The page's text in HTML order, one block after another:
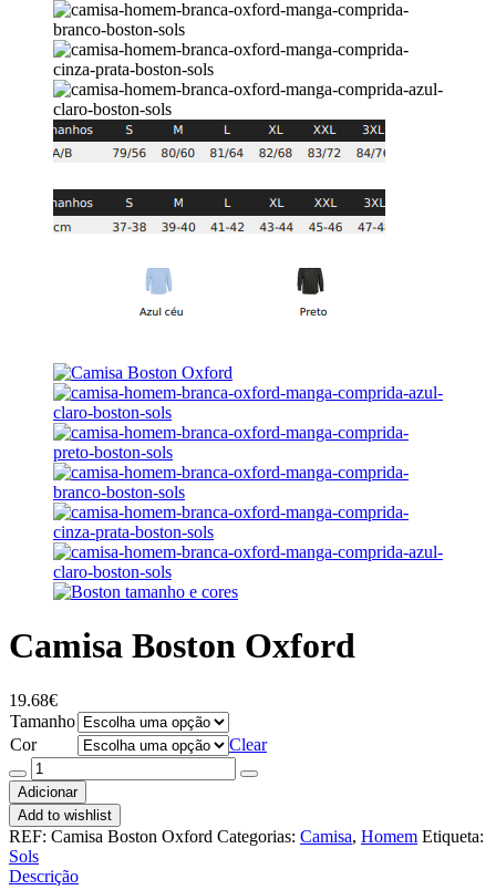
Camisa Boston Oxford
19.68€
Tamanho
Cor
Clear
Quantidade
de
Camisa
Boston
Oxford
Adicionar
Add to wishlist
REF: Camisa Boston Oxford Categorias: Camisa, Homem Etiqueta:
Sols
Descrição